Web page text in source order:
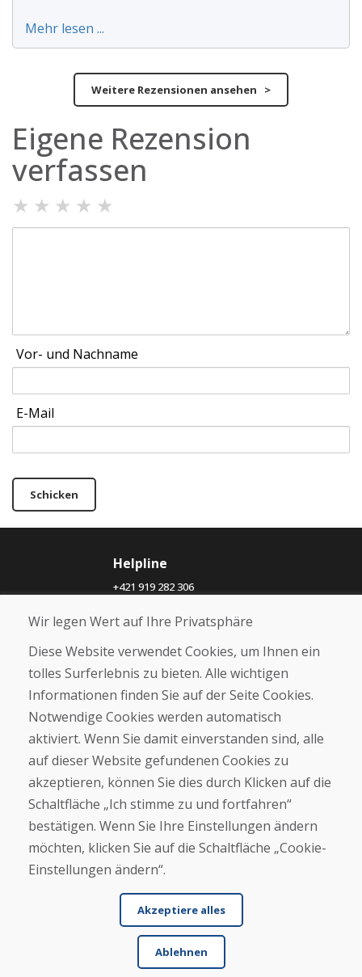
Mehr lesen ...
Weitere Rezensionen ansehen >
Eigene Rezension
verfassen
★ ★ ★ ★ ★
Vor- und Nachname
E-Mail
Schicken
Helpline
+421 919 282 306
Über uns
Blog
Geschäft
Kontakt
Kaufen
E-Shop
Geschäftsbedingungen
Zahlung
Beschwerde
Rückgabe und Umtausch von Waren
Cookies
Wir legen Wert auf Ihre Privatsphäre
Diese Website verwendet Cookies, um Ihnen ein
tolles Surferlebnis zu bieten. Alle wichtigen
Informationen finden Sie auf der Seite Cookies.
Notwendige Cookies werden automatisch
aktiviert. Wenn Sie damit einverstanden sind, alle
auf dieser Website gefundenen Cookies zu
akzeptieren, können Sie dies durch Klicken auf die
Schaltfläche „Ich stimme zu und fortfahren“
bestätigen. Wenn Sie Ihre Einstellungen ändern
möchten, klicken Sie auf die Schaltfläche „Cookie-
Einstellungen ändern“.
Akzeptiere alles
Ablehnen